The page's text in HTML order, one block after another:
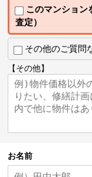
このマンション
査定）
その他のご質問
【その他】
お名前